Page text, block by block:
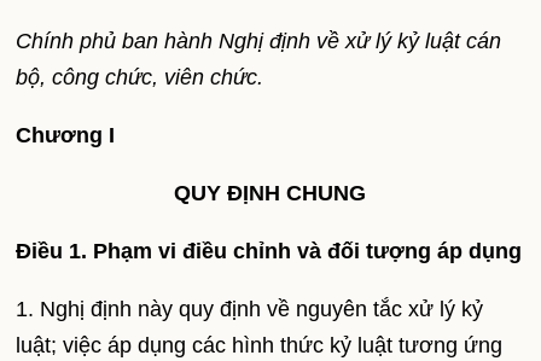
Chính phủ ban hành Nghị định về xử lý kỷ luật cán
bộ, công chức, viên chức.
Chương I
QUY ĐỊNH CHUNG
Điều 1. Phạm vi điều chỉnh và đối tượng áp dụng
1. Nghị định này quy định về nguyên tắc xử lý kỷ
luật; việc áp dụng các hình thức kỷ luật tương ứng